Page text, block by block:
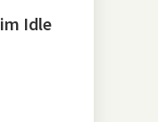
Idle